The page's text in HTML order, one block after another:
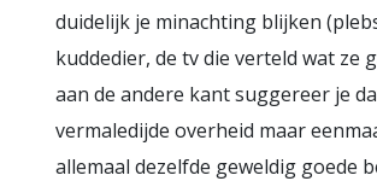
duidelijk je minachting blijken
kuddedier, de tv die verteld wat ze
aan de andere kant suggereer je
vermaledijde overheid maar
allemaal dezelfde geweldig goede